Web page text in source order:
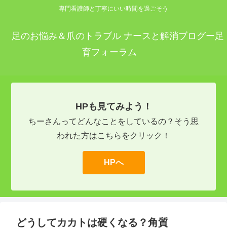
専門看護師と丁寧にいい時間を過ごそう
足のお悩み＆爪のトラブル ナースと解消ブログー足
育フォーラム
HPも見てみよう！
ちーさんってどんなことをしているの？そう思
われた方はこちらをクリック！
HPへ
どうしてカカトは硬くなる？角質